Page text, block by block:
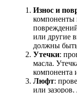
Износ и
компоненты
или другие
должны
Утечки:
масла.
компонента
Люфт:
или